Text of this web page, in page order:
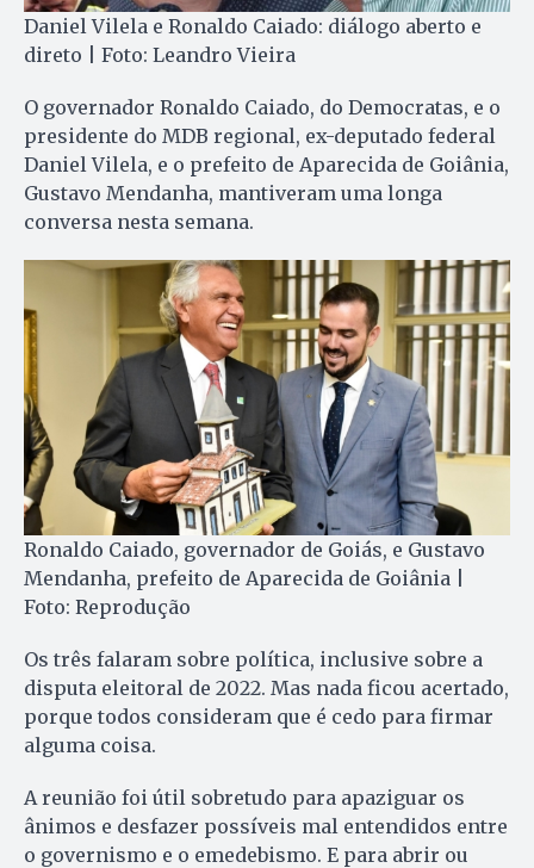
Daniel Vilela e Ronaldo Caiado: diálogo aberto e
direto | Foto: Leandro Vieira
O governador Ronaldo Caiado, do Democratas, e o
presidente do MDB regional, ex-deputado federal
Daniel Vilela, e o prefeito de Aparecida de Goiânia,
Gustavo Mendanha, mantiveram uma longa
conversa nesta semana.
Ronaldo Caiado, governador de Goiás, e Gustavo
Mendanha, prefeito de Aparecida de Goiânia |
Foto: Reprodução
Os três falaram sobre política, inclusive sobre a
disputa eleitoral de 2022. Mas nada ficou acertado,
porque todos consideram que é cedo para firmar
alguma coisa.
A reunião foi útil sobretudo para apaziguar os
ânimos e desfazer possíveis mal entendidos entre
o governismo e o emedebismo. E para abrir ou